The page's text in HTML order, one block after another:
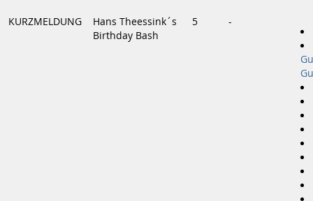
KURZMELDUNG
Hans Theessink´s
Birthday Bash
5 -